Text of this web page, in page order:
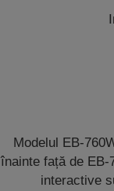
Modelul EB-
înainte față de EB-
interactive